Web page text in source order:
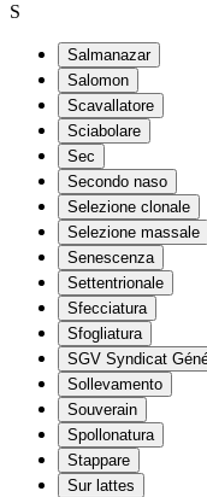
S
Salmanazar
Salomon
Scavallatore
Sciabolare
Sec
Secondo naso
Selezione clonale
Selezione massale
Senescenza
Settentrionale
Sfecciatura
Sfogliatura
SGV Syndicat
Sollevamento
Souverain
Spollonatura
Stappare
Sur lattes